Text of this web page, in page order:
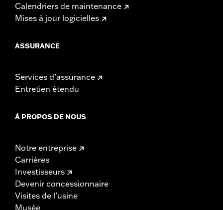
Calendriers de maintenance
Mises à jour logicielles
ASSURANCE
Services d’assurance
Entretien étendu
À PROPOS DE NOUS
Notre entreprise
Carrières
Investisseurs
Devenir concessionnaire
Visites de l’usine
Musée